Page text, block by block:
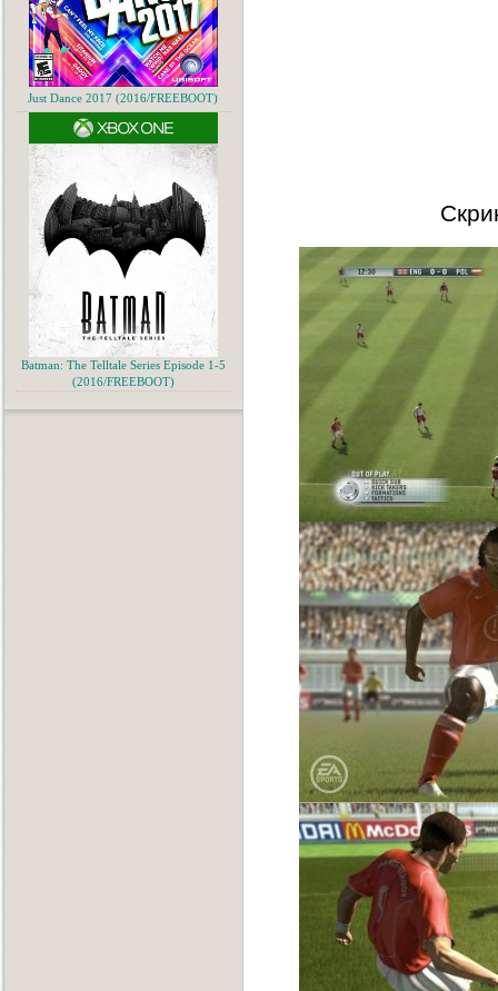
Just Dance 2017 (2016/FREEBOOT)
Batman: The Telltale Series Episode 1-5
(2016/FREEBOOT)